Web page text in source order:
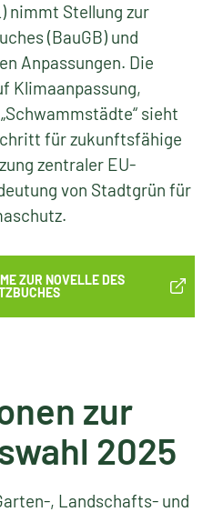
nimmt Stellung zur
(BauGB) und
Anpassungen. Die
Klimaanpassung,
sieht
für zukunftsfähige
zentraler EU-
von Stadtgrün für
ZUR NOVELLE DES
zur
2025
, Landschafts- und